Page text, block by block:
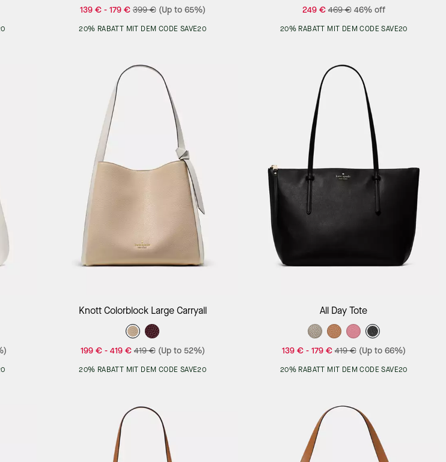
139 €- 179 € 399 € (Up to 65%)
20% RABATT MIT DEM CODE SAVE20
249 € 469 € 46% off
20% RABATT MIT DEM CODE SAVE20
Add to Bag
Knott Colorblock Large Carryall
199 €- 419 € 419 € (Up to 52%)
20% RABATT MIT DEM CODE SAVE20
Add to Bag
All Day Tote
139 €- 179 € 419 € (Up to 66%)
20% RABATT MIT DEM CODE SAVE20